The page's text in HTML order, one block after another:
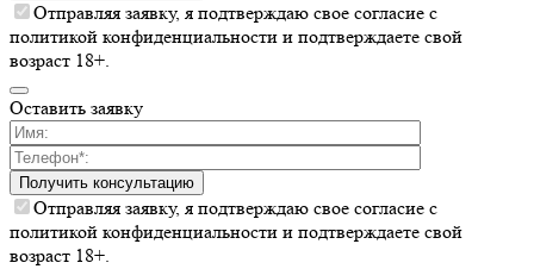
Отправляя заявку, я подтверждаю свое согласие с
политикой конфиденциальности и подтверждаете свой
возраст 18+.
Оставить заявку
Получить консультацию
Отправляя заявку, я подтверждаю свое согласие с
политикой конфиденциальности и подтверждаете свой
возраст 18+.